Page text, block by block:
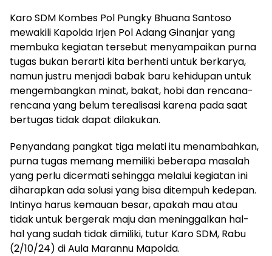
Karo SDM Kombes Pol Pungky Bhuana Santoso
mewakili Kapolda Irjen Pol Adang Ginanjar yang
membuka kegiatan tersebut menyampaikan purna
tugas bukan berarti kita berhenti untuk berkarya,
namun justru menjadi babak baru kehidupan untuk
mengembangkan minat, bakat, hobi dan rencana-
rencana yang belum terealisasi karena pada saat
bertugas tidak dapat dilakukan.
Penyandang pangkat tiga melati itu menambahkan,
purna tugas memang memiliki beberapa masalah
yang perlu dicermati sehingga melalui kegiatan ini
diharapkan ada solusi yang bisa ditempuh kedepan.
Intinya harus kemauan besar, apakah mau atau
tidak untuk bergerak maju dan meninggalkan hal-
hal yang sudah tidak dimiliki, tutur Karo SDM, Rabu
(2/10/24) di Aula Marannu Mapolda.